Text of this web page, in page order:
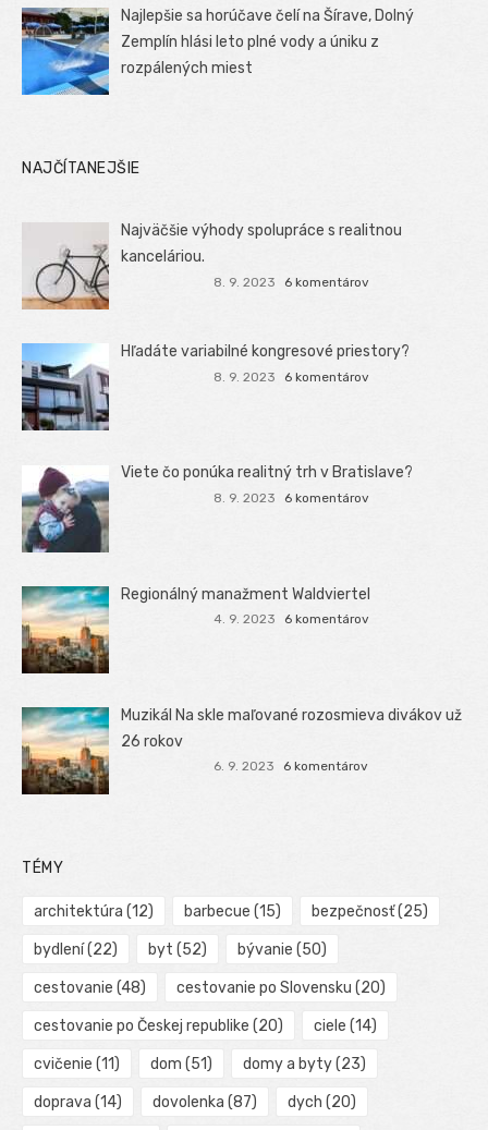
Najlepšie sa horúčave čelí na Šírave, Dolný
Zemplín hlási leto plné vody a úniku z
rozpálených miest
NAJČÍTANEJŠIE
Najväčšie výhody spolupráce s realitnou
kanceláriou.
8. 9. 2023 6 komentárov
Hľadáte variabilné kongresové priestory?
8. 9. 2023 6 komentárov
Viete čo ponúka realitný trh v Bratislave?
8. 9. 2023 6 komentárov
Regionálný manažment Waldviertel
4. 9. 2023 6 komentárov
Muzikál Na skle maľované rozosmieva divákov už
26 rokov
6. 9. 2023 6 komentárov
TÉMY
architektúra (12) barbecue (15) bezpečnosť(25)
bydlení(22) byt (52) bývanie (50)
cestovanie (48) cestovanie po Slovensku (20)
cestovanie po Českej republike (20) ciele (14)
cvičenie (11) dom (51) domy a byty(23)
doprava (14) dovolenka (87) dych (20)